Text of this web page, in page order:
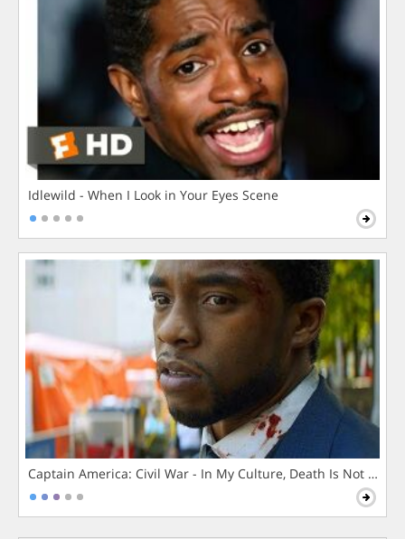
Idlewild - When I Look in Your Eyes Scene
Captain America: Civil War - In My Culture, Death Is Not The